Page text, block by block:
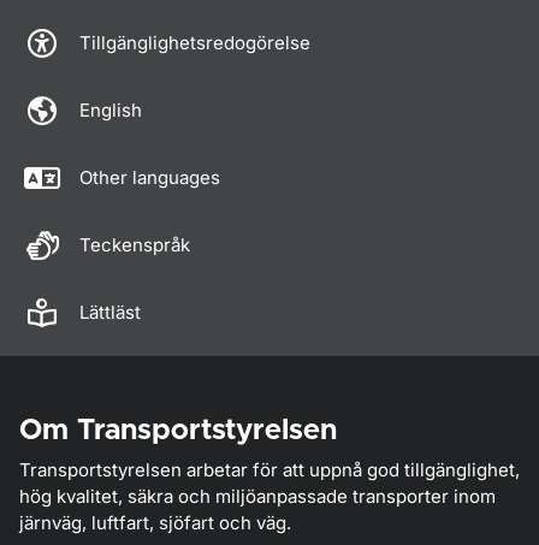
Tillgänglighetsredogörelse
English
Other languages
Teckenspråk
Lättläst
Om Transportstyrelsen
Transportstyrelsen arbetar för att uppnå god tillgänglighet,
hög kvalitet, säkra och miljöanpassade transporter inom
järnväg, luftfart, sjöfart och väg.